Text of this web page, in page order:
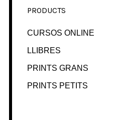
PRODUCTS
CURSOS ONLINE
LLIBRES
PRINTS GRANS
PRINTS PETITS